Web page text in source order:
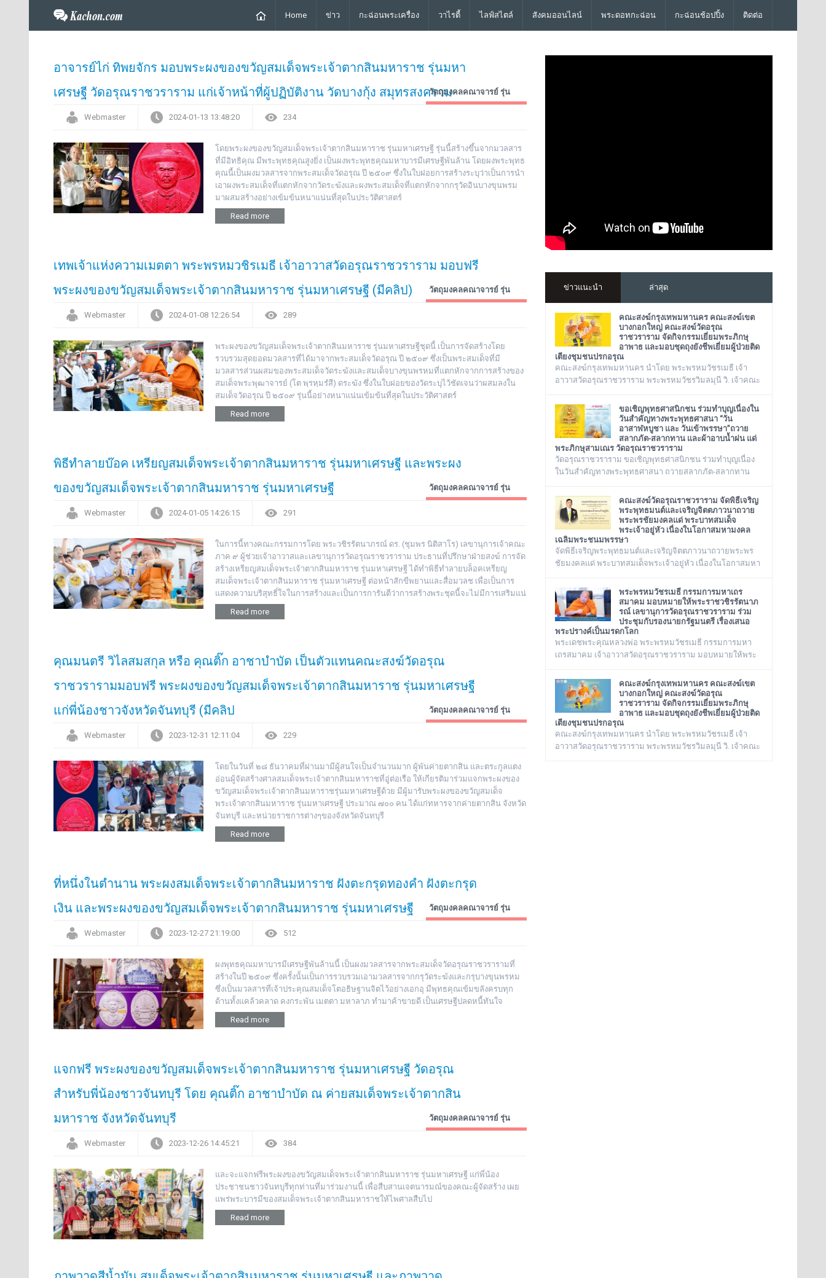
Home ข่าว กะฉ่อนพระเครื่อง วาไรตี้ ไลฟ์สไตล์ สังคมออนไลน์ พระดอทกะฉ่อน กะฉ่อนช้อปปิ้ง ติดต่อ
อาจารย์ไก่ ทิพยจักร มอบพระผงของขวัญสมเด็จพระเจ้าตากสินมหาราช รุ่นมหา
เศรษฐี วัดอรุณราชวราราม แก่เจ้าหน้าที่ผู้ปฏิบัติงาน วัดบางกุ้ง สมุทรสงครามวัตถุมงคลคณาจารย์ รุ่น
Webmaster 2024-01-13 13:48:20 234
โดยพระผงของขวัญสมเด็จพระเจ้าตากสินมหาราช รุ่นมหาเศรษฐี รุ่นนี้สร้างขึ้นจากมวลสาร
ที่มีอิทธิคุณ มีพระพุทธคุณสูงยิ่ง เป็นผงพระพุทธคุณมหาบารมีเศรษฐีพันล้าน โดยผงพระพุทธ
คุณนี้เป็นผงมวลสารจากพระสมเด็จวัดอรุณ ปี ๒๕๐๙ ซึ่งในใบฝอยการสร้างระบุว่าเป็นการนำ
เอาผงพระสมเด็จที่แตกหักจากวัดระฆังและผงพระสมเด็จที่แตกหักจากกรุวัดอินบางขุนพรม
มาผสมสร้างอย่างเข้มข้นหนาแน่นที่สุดในประวัติศาสตร์
Read more
เทพเจ้าแห่งความเมตตา พระพรหมวชิรเมธี เจ้าอาวาสวัดอรุณราชวราราม มอบฟรี
พระผงของขวัญสมเด็จพระเจ้าตากสินมหาราช รุ่นมหาเศรษฐี (มีคลิป)
วัตถุมงคลคณาจารย์ รุ่น
Webmaster 2024-01-08 12:26:54 289
พระผงของขวัญสมเด็จพระเจ้าตากสินมหาราช รุ่นมหาเศรษฐีชุดนี้ เป็นการจัดสร้างโดย
รวบรวมสุดยอดมวลสารที่ได้มาจากพระสมเด็จวัดอรุณ ปี ๒๕๐๙ ซึ่งเป็นพระสมเด็จที่มี
มวลสารส่วนผสมของพระสมเด็จวัดระฆังและสมเด็จบางขุนพรหมที่แตกหักจากการสร้างของ
สมเด็จพระพุฒาจารย์ (โต พฺรหฺมรํสี) ดระฆัง ซึ่งในใบฝอยของวัดระบุไว้ชัดเจนว่าผสมลงใน
สมเด็จวัดอรุณ ปี ๒๕๐๙ รุ่นนี้อย่างหนาแน่นเข้มข้นที่สุดในประวัติศาสตร์
Read more
พิธีทำลายบ๊อค เหรียญสมเด็จพระเจ้าตากสินมหาราช รุ่นมหาเศรษฐี และพระผง
ของขวัญสมเด็จพระเจ้าตากสินมหาราช รุ่นมหาเศรษฐี
วัตถุมงคลคณาจารย์ รุ่น
Webmaster 2024-01-05 14:26:15 291
ในการนี้ทางคณะกรรมการโดย พระวชิรรัตนาภรณ์ ดร. (ชุมพร นิติสาโร) เลขานุการเจ้าคณะ
ภาค ๙ ผู้ช่วยเจ้าอาวาสและเลขานุการวัดอรุณราชวราราม ประธานที่ปรึกษาฝ่ายสงฆ์ การจัด
สร้างเหรียญสมเด็จพระเจ้าตากสินมหาราช รุ่นมหาเศรษฐี ได้ทำพิธีทำลายบล็อคเหรียญ
สมเด็จพระเจ้าตากสินมหาราช รุ่นมหาเศรษฐี ต่อหน้าสักขีพยานและสื่อมวลช เพื่อเป็นการ
แสดงความบริสุทธิ์ใจในการสร้างและเป็นการการันตีว่าการสร้างพระชุดนี้จะไม่มีการเสริมแน่
Read more
คุณมนตรี วิไลสมสกุล หรือ คุณติ๊ก อาชาบำบัด เป็นตัวแทนคณะสงฆ์วัดอรุณ
ราชวรารามมอบฟรี พระผงของขวัญสมเด็จพระเจ้าตากสินมหาราช รุ่นมหาเศรษฐี
แก่พี่น้องชาวจังหวัดจันทบุรี (มีคลิป
วัตถุมงคลคณาจารย์ รุ่น
Webmaster 2023-12-31 12:11:04 229
โดยในวันที่ ๒๘ ธันวาคมที่ผ่านมามีผู้สนใจเป็นจำนวนมาก ผู้พันค่ายตากสิน และตระกูลแตง
อ่อนผู้จัดสร้างศาลสมเด็จพระเจ้าตากสินมหาราชที่อู่ต่อเรือ ให้เกียรติมาร่วมแจกพระผงของ
ขวัญสมเด็จพระเจ้าตากสินมหาราชรุ่นมหาเศรษฐีด้วย มีผู้มารับพระผงของขวัญสมเด็จ
พระเจ้าตากสินมหาราช รุ่นมหาเศรษฐี ประมาณ ๗๐๐ คน ได้แก่ทหารจากค่ายตากสิน จังหวัด
จันทบุรี และหน่วยราชการต่างๆของจังหวัดจันทบุรี
Read more
ที่หนึ่งในตำนาน พระผงสมเด็จพระเจ้าตากสินมหาราช ฝังตะกรุดทองคำ ฝังตะกรุด
เงิน และพระผงของขวัญสมเด็จพระเจ้าตากสินมหาราช รุ่นมหาเศรษฐี
วัตถุมงคลคณาจารย์ รุ่น
Webmaster 2023-12-27 21:19:00 512
ผงพุทธคุณมหาบารมีเศรษฐีพันล้านนี้ เป็นผงมวลสารจากพระสมเด็จวัดอรุณราชวรารามที่
สร้างในปี ๒๕๐๙ ซึ่งครั้งนั้นเป็นการรวบรวมเอามวลสารจากกรุวัดระฆังและกรุบางขุนพรหม
ซึ่งเป็นมวลสารที่เจ้าประคุณสมเด็จโตอธิษฐานจิตไว้อย่างเอกอุ มีพุทธคุณเข้มขลังครบทุก
ด้านทั้งแคล้วคลาด คงกระพัน เมตตา มหาลาภ ทำมาค้าขายดี เป็นเศรษฐีปลดหนี้ทันใจ
Read more
แจกฟรี พระผงของขวัญสมเด็จพระเจ้าตากสินมหาราช รุ่นมหาเศรษฐี วัดอรุณ
สำหรับพี่น้องชาวจันทบุรี โดย คุณติ๊ก อาชาบำบัด ณ ค่ายสมเด็จพระเจ้าตากสิน
มหาราช จังหวัดจันทบุรี
วัตถุมงคลคณาจารย์ รุ่น
Webmaster 2023-12-26 14:45:21 384
และจะแจกฟรีพระผงของขวัญสมเด็จพระเจ้าตากสินมหาราช รุ่นมหาเศรษฐี แก่พี่น้อง
ประชาชนชาวจันทบุรีทุกท่านที่มาร่วมงานนี้ เพื่อสืบสานเจตนารมณ์ของคณะผู้จัดสร้าง เผย
แพร่พระบารมีของสมเด็จพระเจ้าตากสินมหาราชให้ไพศาลสืบไป
Read more
ข่าวแนะนำ ล่าสุด
คณะสงฆ์กรุงเทพมหานคร คณะสงฆ์เขต
บางกอกใหญ่ คณะสงฆ์วัดอรุณ
ราชวราราม จัดกิจกรรมเยี่ยมพระภิกษุ
อาพาธ และมอบชุดถุงยังชีพเยี่ยมผู้ป่วยติด
เตียงชุมชนปรกอรุณ
คณะสงฆ์กรุงเทพมหานคร นำโดย พระพรหมวัชรเมธี เจ้า
อาวาสวัดอรุณราชวราราม พระพรหมวัชรวิมลมุนี วิ. เจ้าคณะ
บางกอกใหญ่ เจ้าอาวาสวัดชิโนรสาราม และ พระราชวชิรรัต
นาภรณ์ ดร. (ชุมพร นิติสาโร) เจ้าคณะแขวงวัดอรุณ, รองวัด
อรุณราชวราราม นายเกียรติวิสุทธิ์ เพ็ชรหมื่นไวย ผู้อำนวย
การเขตบางกอกใหญ่ จัดโครงการเยี่ยมพระภิกษุอาพาธในเขต
บางกอกใหญ่ และเยี่ยม/มอบถุงยัง
ขอเชิญพุทธศาสนิกชน ร่วมทำบุญเนื่องใน
วันสำคัญทางพระพุทธศาสนา “วัน
อาสาฬหบูชา และ วันเข้าพรรษา”ถวาย
สลากภัต-สลากทาน และผ้าอาบน้ำฝน แด่
พระภิกษุสามเณร วัดอรุณราชวราราม
วัดอรุณราชวราราม ขอเชิญพุทธศาสนิกชน ร่วมทำบุญเนื่อง
ในวันสำคัญทางพระพุทธศาสนา ถวายสลากภัต-สลากทาน
๑๓๖ รูป วันพฤหัสบดี ที่ ๓๐ กรกฎาคม พ.ศ. ๒๕๖๙ เวลา ๑๒.๐๐
น. ณ พระวิหาร วัดอรุณราชวราราม กรุงเทพมหานคร
คณะสงฆ์วัดอรุณราชวราราม จัดพิธีเจริญ
พระพุทธมนต์และเจริญจิตตภาวนาถวาย
พระพรชัยมงคลแด่ พระบาทสมเด็จ
พระเจ้าอยู่หัว เนื่องในโอกาสมหามงคล
เฉลิมพระชนมพรรษา
จัดพิธีเจริญพระพุทธมนต์และเจริญจิตตภาวนาถวายพระพร
ชัยมงคลแด่ พระบาทสมเด็จพระเจ้าอยู่หัว เนื่องในโอกาสมหา
อุโบสถ วัดอรุณราชวราราม กรุงเทพเทพมหานครในวันอังคาร
ที่ ๒๘ กรกฎาคม ๒๕๖๙
พระพรหมวัชรเมธี กรรมการมหาเถร
สมาคม มอบหมายให้พระราชวชิรรัตนาภ
รณ์ เลขานุการวัดอรุณราชวราราม ร่วม
ประชุมกับรองนายกรัฐมนตรี เรื่องเสนอ
พระปรางค์เป็นมรดกโลก
พระเดชพระคุณหลวงพ่อ พระพรหมวัชรเมธี กรรมการมหา
เถรสมาคม เจ้าอาวาสวัดอรุณราชวราราม มอบหมายให้พระ
ร่วมประชุมกับรองนายกรัฐมนตรี เรื่องเสนอพระปรางค์เป็น
มรดกโลก ณ ทำเนียบรัฐบาล
คณะสงฆ์กรุงเทพมหานคร คณะสงฆ์เขต
บางกอกใหญ่ คณะสงฆ์วัดอรุณ
ราชวราราม จัดกิจกรรมเยี่ยมพระภิกษุ
อาพาธ และมอบชุดถุงยังชีพเยี่ยมผู้ป่วยติด
เตียงชุมชนปรกอรุณ
คณะสงฆ์กรุงเทพมหานคร นำโดย พระพรหมวัชรเมธี เจ้า
อาวาสวัดอรุณราชวราราม พระพรหมวัชรวิมลมุนี วิ. เจ้าคณะ